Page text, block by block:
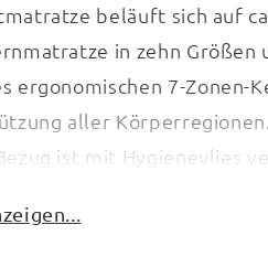
beläuft sich auf
in zehn Größen
ergonomischen 7-
aller
ist mit Hygienevlies